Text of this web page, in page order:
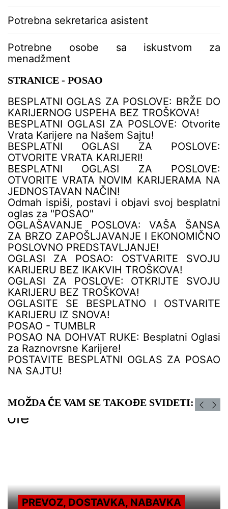
Potrebna sekretarica asistent
Potrebne osobe sa iskustvom za
menadžment
STRANICE - POSAO
BESPLATNI OGLAS ZA POSLOVE: BRŽE DO
KARIJERNOG USPEHA BEZ TROŠKOVA!
BESPLATNI OGLASI ZA POSLOVE: Otvorite
Vrata Karijere na Našem Sajtu!
BESPLATNI OGLASI ZA POSLOVE:
OTVORITE VRATA KARIJERI!
BESPLATNI OGLASI ZA POSLOVE:
OTVORITE VRATA NOVIM KARIJERAMA NA
JEDNOSTAVAN NAČIN!
Odmah ispiši, postavi i objavi svoj besplatni
oglas za "POSAO"
OGLAŠAVANJE POSLOVA: VAŠA ŠANSA
ZA BRZO ZAPOŠLJAVANJE I EKONOMIČNO
POSLOVNO PREDSTAVLJANJE!
OGLASI ZA POSAO: OSTVARITE SVOJU
KARIJERU BEZ IKAKVIH TROŠKOVA!
OGLASI ZA POSLOVE: OTKRIJTE SVOJU
KARIJERU BEZ TROŠKOVA!
OGLASITE SE BESPLATNO I OSTVARITE
KARIJERU IZ SNOVA!
POSAO - TUMBLR
POSAO NA DOHVAT RUKE: Besplatni Oglasi
za Raznovrsne Karijere!
POSTAVITE BESPLATNI OGLAS ZA POSAO
NA SAJTU!
MOŽDA ĆE VAM SE TAKOĐE SVIDETI:
PREVOZ, DOSTAVKA, NABAVKA